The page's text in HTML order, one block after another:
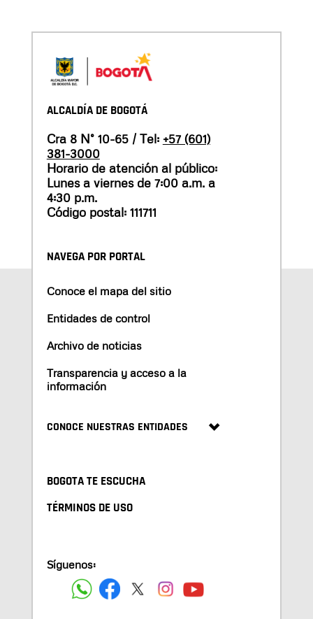
ALCALDÍA DE BOGOTÁ
Cra 8 N° 10-65 / Tel: +57 (601)
381-3000
Horario de atención al público:
Lunes a viernes de 7:00 a.m. a
4:30 p.m.
Código postal: 111711
NAVEGA POR PORTAL
Conoce el mapa del sitio
Entidades de control
Archivo de noticias
Transparencia y acceso a la
información
CONOCE NUESTRAS ENTIDADES
BOGOTA TE ESCUCHA
TÉRMINOS DE USO
Síguenos: